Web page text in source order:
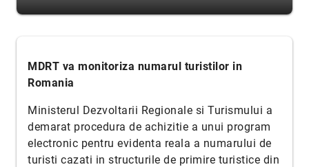
MDRT va monitoriza numarul turistilor in
Romania
Ministerul Dezvoltarii Regionale si Turismului a
demarat procedura de achizitie a unui program
electronic pentru evidenta reala a numarului de
turisti cazati in structurile de primire turistice din